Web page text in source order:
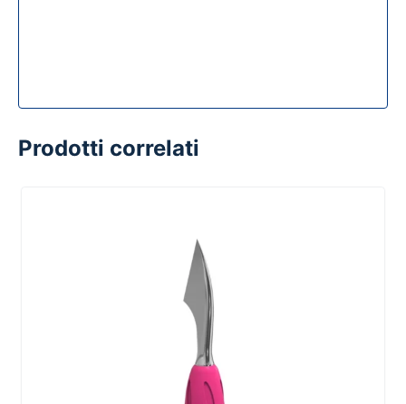
Prodotti correlati